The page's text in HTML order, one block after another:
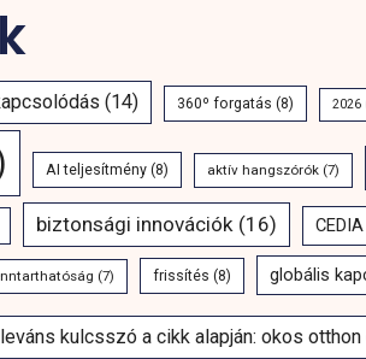
(14) 360º forgatás (8) 2026
AI teljesítmény (8) aktív hangszórók (7)
biztonsági innovációk (16) CEDIA
(7) frissítés (8) globális
kulcsszó a cikk alapján: okos otthon